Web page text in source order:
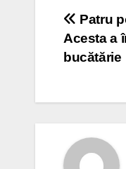
Post
Patru
Acesta a
bucătărie